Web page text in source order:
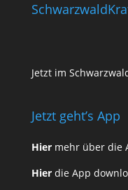
Jetzt im
Jetzt geht’s App
Hiermehr über die
Hierdie App